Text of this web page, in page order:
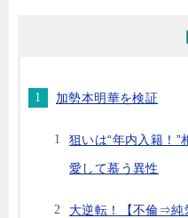
加勢本明華を検証
狙いは“年内入籍！
愛して慕う異性
大逆転！【不倫⇒純